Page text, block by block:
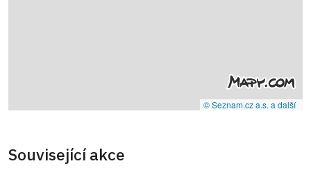
© Seznam.cz a.s. a další
Související akce